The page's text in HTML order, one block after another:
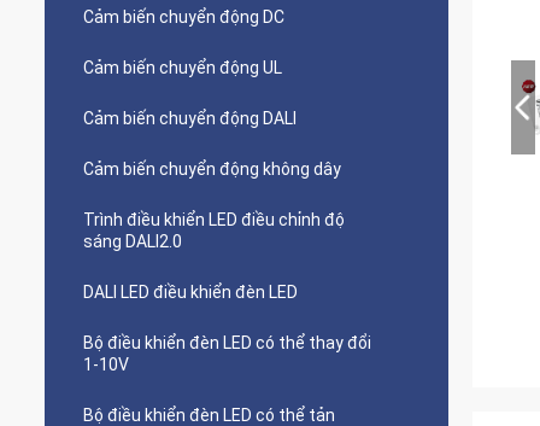
Cảm biến chuyển động DC
Cảm biến chuyển động UL
Cảm biến chuyển động DALI
Cảm biến chuyển động không dây
Trình điều khiển LED điều chỉnh độ
sáng DALI2.0
DALI LED điều khiển đèn LED
Bộ điều khiển đèn LED có thể thay đổi
1-10V
Bộ điều khiển đèn LED có thể tản